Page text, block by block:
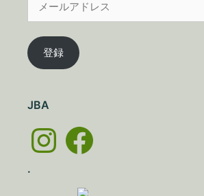
ア
ド
登録
JBA
InstagramFacebook
.